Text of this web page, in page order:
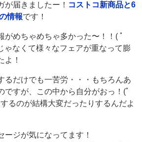
が届きましたー！ コストコ新商品と6
情報です！
がめちゃめちゃ多かった〜！！( ﾟ
ゃなくて様々なフェアが重なって膨
よ！
るだけでも一苦労・・・もちろんあ
ですが、この中から自分がおっ！(ﾟ
るのが結構大変だったりするんだよ
ージが気になってます！